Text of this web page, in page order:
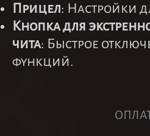
Прицел: Настройки
Кнопка для
чита: Быстрое
функций.